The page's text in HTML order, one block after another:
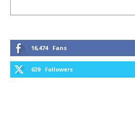
16,474 Fans
639 Followers